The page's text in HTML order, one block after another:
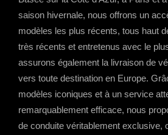
saison hivernale, nous offrons un
modèles les plus récents, tous haut
très récents et entretenus avec le
assurons également la livraison de
vers toute destination en Europe.
modèles iconiques et à un service
remarquablement efficace, nous
de conduite véritablement exclusive,